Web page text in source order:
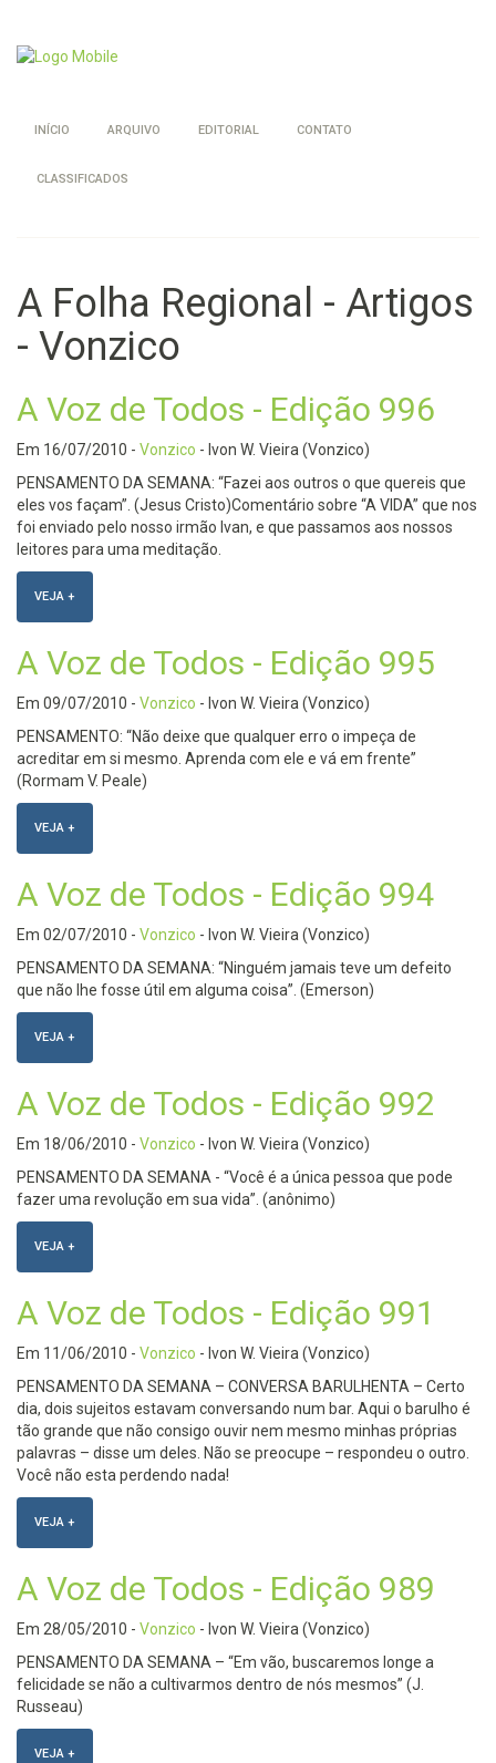
INÍCIO ARQUIVO EDITORIAL CONTATO
CLASSIFICADOS
A Folha Regional - Artigos
- Vonzico
A Voz de Todos - Edição 996
Em 16/07/2010 - Vonzico - Ivon W. Vieira (Vonzico)
PENSAMENTO DA SEMANA: “Fazei aos outros o que quereis que
eles vos façam”. (Jesus Cristo)Comentário sobre “A VIDA” que nos
foi enviado pelo nosso irmão Ivan, e que passamos aos nossos
leitores para uma meditação.
VEJA +
A Voz de Todos - Edição 995
Em 09/07/2010 - Vonzico - Ivon W. Vieira (Vonzico)
PENSAMENTO: “Não deixe que qualquer erro o impeça de
acreditar em si mesmo. Aprenda com ele e vá em frente”
(Rormam V. Peale)
VEJA +
A Voz de Todos - Edição 994
Em 02/07/2010 - Vonzico - Ivon W. Vieira (Vonzico)
PENSAMENTO DA SEMANA: “Ninguém jamais teve um defeito
que não lhe fosse útil em alguma coisa”. (Emerson)
VEJA +
A Voz de Todos - Edição 992
Em 18/06/2010 - Vonzico - Ivon W. Vieira (Vonzico)
PENSAMENTO DA SEMANA - “Você é a única pessoa que pode
fazer uma revolução em sua vida”. (anônimo)
VEJA +
A Voz de Todos - Edição 991
Em 11/06/2010 - Vonzico - Ivon W. Vieira (Vonzico)
PENSAMENTO DA SEMANA – CONVERSA BARULHENTA – Certo
dia, dois sujeitos estavam conversando num bar. Aqui o barulho é
tão grande que não consigo ouvir nem mesmo minhas próprias
palavras – disse um deles. Não se preocupe – respondeu o outro.
Você não esta perdendo nada!
VEJA +
A Voz de Todos - Edição 989
Em 28/05/2010 - Vonzico - Ivon W. Vieira (Vonzico)
PENSAMENTO DA SEMANA – “Em vão, buscaremos longe a
felicidade se não a cultivarmos dentro de nós mesmos” (J.
Russeau)
VEJA +